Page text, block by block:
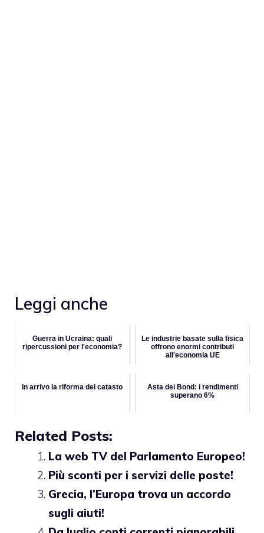
Leggi anche
Guerra in Ucraina: quali
ripercussioni per l'economia?
Le industrie basate sulla fisica
offrono enormi contributi
all'economia UE
In arrivo la riforma del catasto
Asta dei Bond: i rendimenti
superano 6%
Related Posts:
La web TV del Parlamento Europeo!
Più sconti per i servizi delle poste!
Grecia, l’Europa trova un accordo
sugli aiuti!